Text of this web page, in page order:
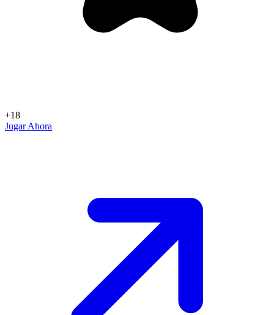
+18
Jugar Ahora